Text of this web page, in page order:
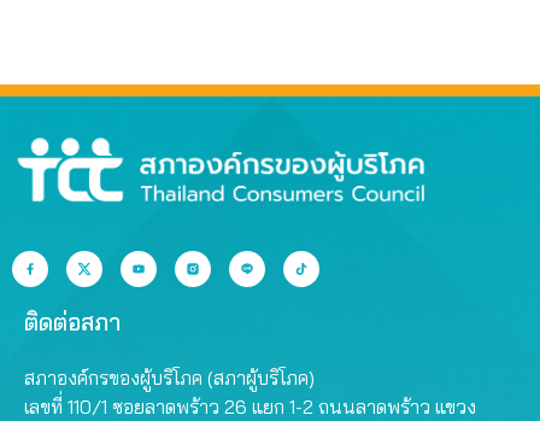
ติดต่อสภา
สภาองค์กรของผู้บริโภค (สภาผู้บริโภค)
เลขที่ 110/1 ซอยลาดพร้าว 26 แยก 1-2 ถนนลาดพร้าว แขวง